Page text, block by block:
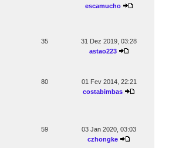
escamucho
35
31 Dez 2019, 03:28
astao223
80
01 Fev 2014, 22:21
costabimbas
59
03 Jan 2020, 03:03
czhongke